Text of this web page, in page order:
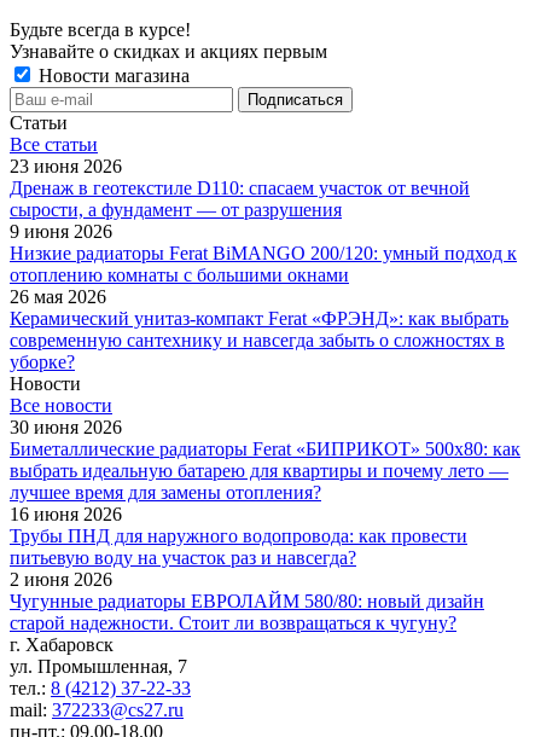
Будьте всегда в курсе!
Узнавайте о скидках и акциях первым
Новости магазина
Статьи
Все cтатьи
23 июня 2026
Дренаж в геотекстиле D110: спасаем участок от вечной
сырости, а фундамент — от разрушения
9 июня 2026
Низкие радиаторы Ferat BiMANGO 200/120: умный подход к
отоплению комнаты с большими окнами
26 мая 2026
Керамический унитаз-компакт Ferat «ФРЭНД»: как выбрать
современную сантехнику и навсегда забыть о сложностях в
уборке?
Новости
Все новости
30 июня 2026
Биметаллические радиаторы Ferat «БИПРИКОТ» 500x80: как
выбрать идеальную батарею для квартиры и почему лето —
лучшее время для замены отопления?
16 июня 2026
Трубы ПНД для наружного водопровода: как провести
питьевую воду на участок раз и навсегда?
2 июня 2026
Чугунные радиаторы ЕВРОЛАЙМ 580/80: новый дизайн
старой надежности. Стоит ли возвращаться к чугуну?
г. Хабаровск
ул. Промышленная, 7
тел.: 8 (4212) 37-22-33
mail: 372233@cs27.ru
пн-пт.: 09.00-18.00